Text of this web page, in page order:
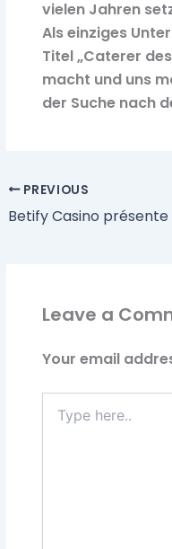
vielen Jahren
Als einziges
Titel „Caterer
macht und uns
der Suche nach
PREVIOUS
Leave a
Your email
here..